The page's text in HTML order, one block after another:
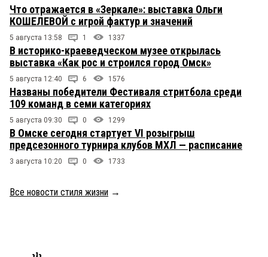
Что отражается в «Зеркале»: выставка Ольги
КОШЕЛЕВОЙ с игрой фактур и значений
5 августа 13:58 1 1337
В историко-краеведческом музее открылась
выставка «Как рос и строился город Омск»
5 августа 12:40 6 1576
Названы победители Фестиваля стритбола среди
109 команд в семи категориях
5 августа 09:30 0 1299
В Омске сегодня стартует VI розыгрыш
предсезонного турнира клубов МХЛ — расписание
3 августа 10:20 0 1733
Все новости стиля жизни →